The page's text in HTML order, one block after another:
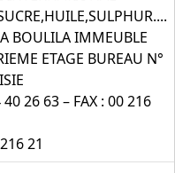
BOULILA IMMEUBLE
ETAGE BUREAU N°
26 63 – FAX : 00 216
21